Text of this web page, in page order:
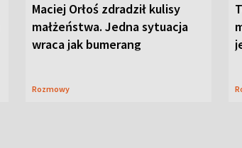
Maciej Orłoś zdradził kulisy
małżeństwa. Jedna sytuacja
wraca jak bumerang
Rozmowy